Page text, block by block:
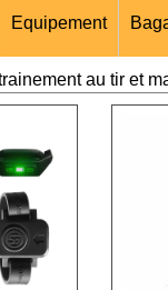
Equipement
au tir et